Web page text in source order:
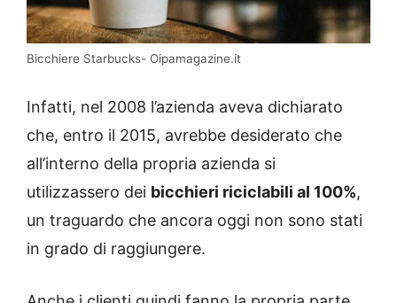
Bicchiere Starbucks- Oipamagazine.it
Infatti, nel 2008 l’azienda aveva dichiarato
che, entro il 2015, avrebbe desiderato che
all’interno della propria azienda si
utilizzassero dei bicchieri riciclabili al 100%,
un traguardo che ancora oggi non sono stati
in grado di raggiungere.